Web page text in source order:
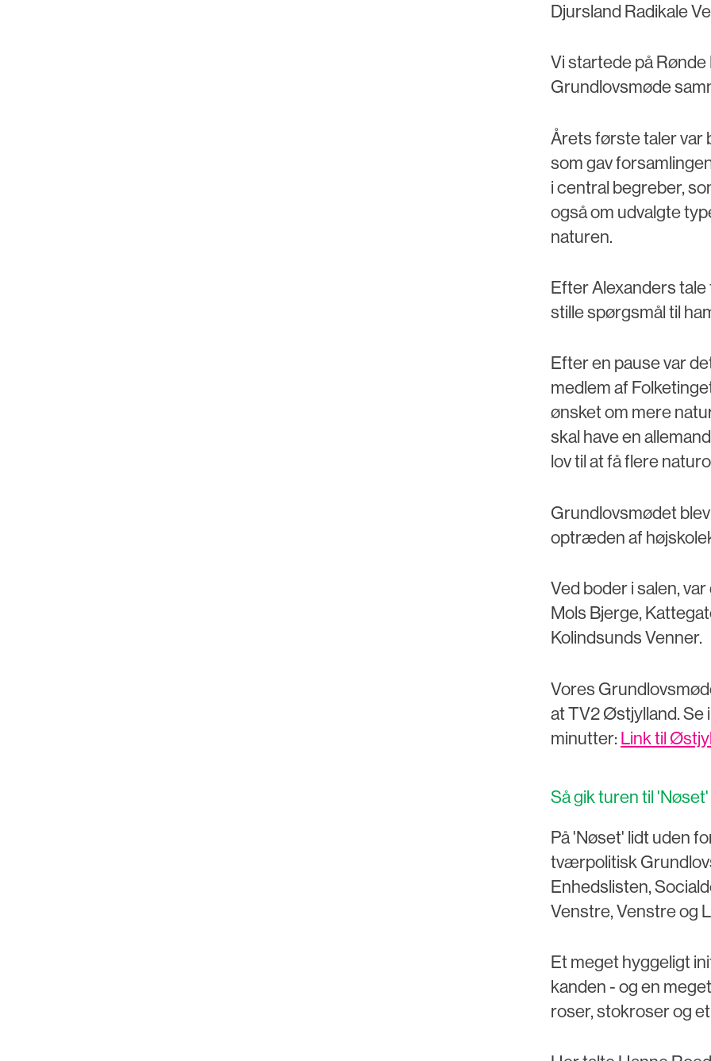
Djursland Radikale
Vi startede på Rønde
Grundlovsmøde
Årets første taler var
som gav
i central begreber,
også om udvalgte
naturen.
Efter Alexanders
stille spørgsmål til
Efter en pause var
medlem af
ønsket om mere
skal have en
lov til at få flere
Grundlovsmødet
optræden af
Ved boder i salen,
Mols Bjerge,
Kolindsunds Venner.
Vores
at TV2 Østjylland. Se
minutter: Link til
Så gik turen til 'Nøset'
På 'Nøset' lidt uden
tværpolitisk
Enhedslisten,
Venstre, Venstre og
Et meget hyggeligt
kanden - og en
roser, stokroser og